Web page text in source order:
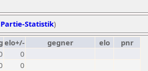
Statistik)
elo+/- gegner elo
pnr
0
0